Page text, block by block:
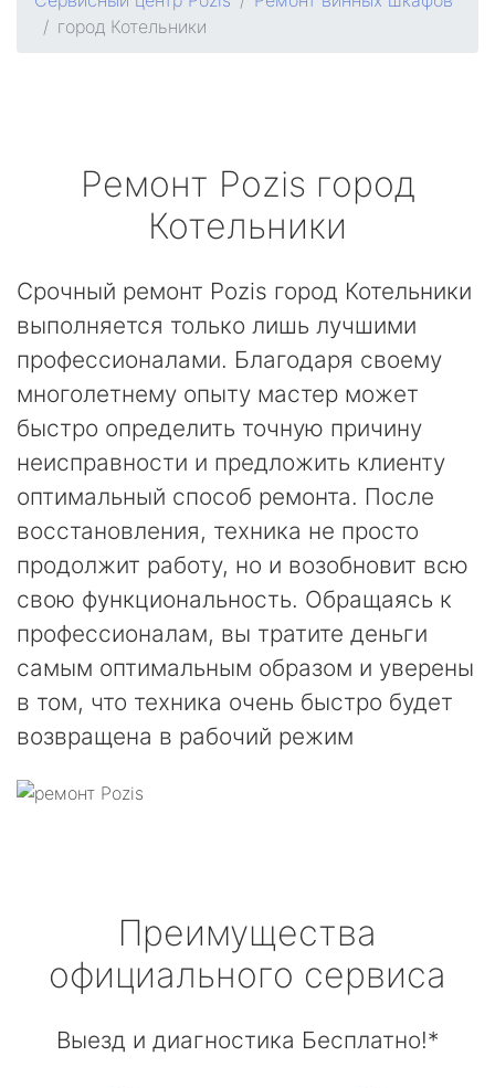
город Котельники
Ремонт Pozis город
Котельники
Срочный ремонт Pozis город Котельники
выполняется только лишь лучшими
профессионалами. Благодаря своему
многолетнему опыту мастер может
быстро определить точную причину
неисправности и предложить клиенту
оптимальный способ ремонта. После
восстановления, техника не просто
продолжит работу, но и возобновит всю
свою функциональность. Обращаясь к
профессионалам, вы тратите деньги
самым оптимальным образом и уверены
в том, что техника очень быстро будет
возвращена в рабочий режим
Преимущества
официального сервиса
Выезд и диагностика Бесплатно!*